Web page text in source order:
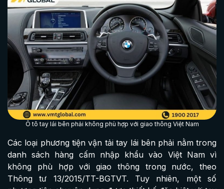
Ô tô tay lái bên phải không phù hợp với giao thông Việt Nam
Các loại phương tiện vận tải tay lái bên phải nằm trong
danh sách hàng cấm nhập khẩu vào Việt Nam vì
không phù hợp với giao thông trong nước, theo
Thông tư 13/2015/TT-BGTVT. Tuy nhiên, một số